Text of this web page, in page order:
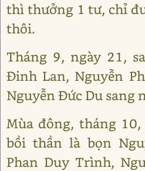
thì thưởng 1 tư, chỉ
thôi.
Tháng 9, ngày 21,
Đinh Lan, Nguyễn
Nguyễn Đức Du sang
Mùa đông, tháng
bồi thần là bọn
Phan Duy Trình,